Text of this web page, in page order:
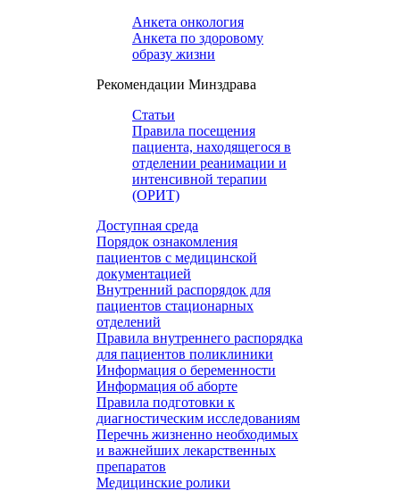
Анкета онкология
Анкета по здоровому
образу жизни
Рекомендации Минздрава
Статьи
Правила посещения
пациента, находящегося в
отделении реанимации и
интенсивной терапии
(ОРИТ)
Доступная среда
Порядок ознакомления
пациентов с медицинской
документацией
Внутренний распорядок для
пациентов стационарных
отделений
Правила внутреннего распорядка
для пациентов поликлиники
Информация о беременности
Информация об аборте
Правила подготовки к
диагностическим исследованиям
Перечнь жизненно необходимых
и важнейших лекарственных
препаратов
Медицинские ролики